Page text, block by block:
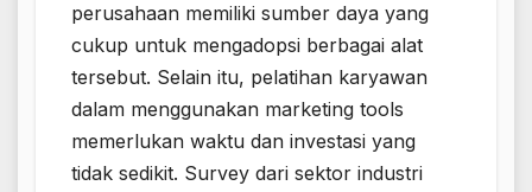
perusahaan memiliki sumber daya yang
cukup untuk mengadopsi berbagai alat
tersebut. Selain itu, pelatihan karyawan
dalam menggunakan marketing tools
memerlukan waktu dan investasi yang
tidak sedikit. Survey dari sektor industri